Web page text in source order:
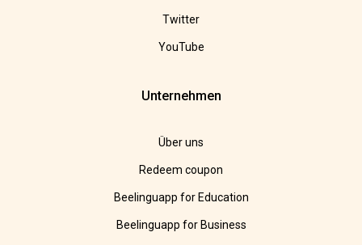
Twitter
YouTube
Unternehmen
Über uns
Redeem coupon
Beelinguapp for Education
Beelinguapp for Business